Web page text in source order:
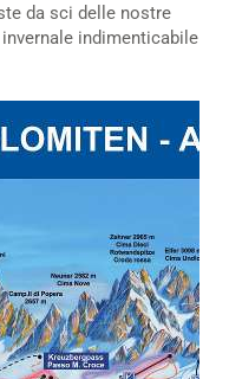
da sci delle nostre
indimenticabile